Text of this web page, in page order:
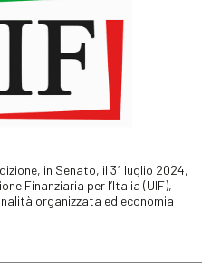
in Senato, il 31 luglio 2024,
Finanziaria per l’Italia (UIF),
organizzata ed economia